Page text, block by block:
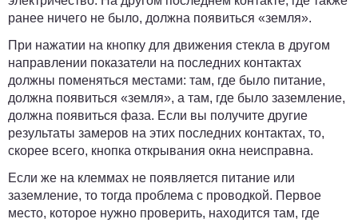
ранее ничего не было, должна появиться «земля».
При нажатии на кнопку для движения стекла в другом
направлении показатели на последних контактах
должны поменяться местами: там, где было питание,
должна появиться «земля», а там, где было заземление,
должна появиться фаза. Если вы получите другие
результаты замеров на этих последних контактах, то,
скорее всего, кнопка открывания окна неисправна.
Если же на клеммах не появляется питание или
заземление, то тогда проблема с проводкой. Первое
место, которое нужно проверить, находится там, где